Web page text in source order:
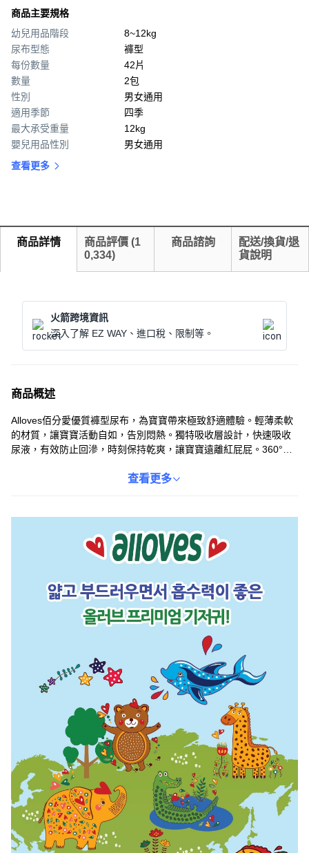
商品主要規格
幼兒用品階段
8~12kg
尿布型態
褲型
每份數量
42片
數量
2包
性別
男女通用
適用季節
四季
最大承受重量
12kg
嬰兒用品性別
男女通用
查看更多
商品詳情 商品評價 (1
0,334)
商品諮詢
配送/換貨/退
貨說明
火箭跨境資訊
深入了解 EZ WAY、進口稅、限制等。
商品概述
Alloves佰分愛優質褲型尿布，為寶寶帶來極致舒適體驗。輕薄柔軟
的材質，讓寶寶活動自如，告別悶熱。獨特吸收層設計，快速吸收
尿液，有效防止回滲，時刻保持乾爽，讓寶寶遠離紅屁屁。360°防
線，方便媽媽隨時掌握更換時機，給寶寶細緻呵護。
查看更多